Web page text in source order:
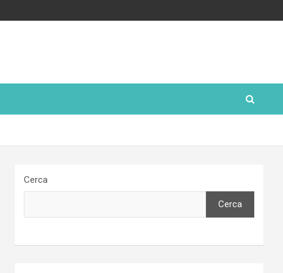
Cerca
Cerca